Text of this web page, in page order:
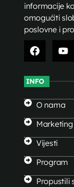
informacije
omogućiti
poslovne i
INFO
O nama
Marketing
Vijesti
Program
Propustili